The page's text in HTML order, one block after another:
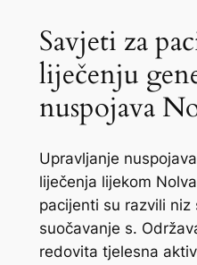
Savjeti za
liječenju
nuspojava
Upravljanje
liječenja lijekom
pacijenti su razvili niz
suočavanje s.
redovita tjelesna